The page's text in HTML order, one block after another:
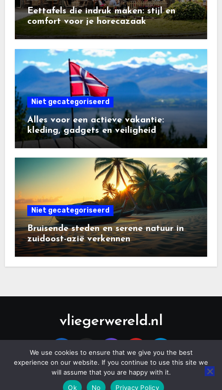
Eettafels die indruk maken: stijl en
comfort voor je horecazaak
Niet gecategoriseerd
Alles voor een actieve vakantie:
kleding, gadgets en veiligheid
Niet gecategoriseerd
Bruisende steden en serene natuur in
zuidoost-azië verkennen
vliegerwereld.nl
Copyright © All rights reserved |Blogusby
We use cookies to ensure that we give you the best
experience on our website. If you continue to use this site we
will assume that you are happy with it.
Ok
No Privacy Policy